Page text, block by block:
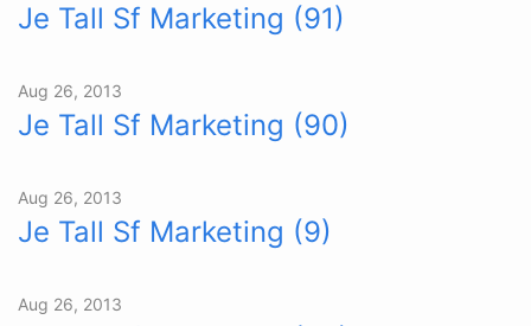
Je Tall Sf Marketing (91)
Aug 26, 2013
Je Tall Sf Marketing (90)
Aug 26, 2013
Je Tall Sf Marketing (9)
Aug 26, 2013